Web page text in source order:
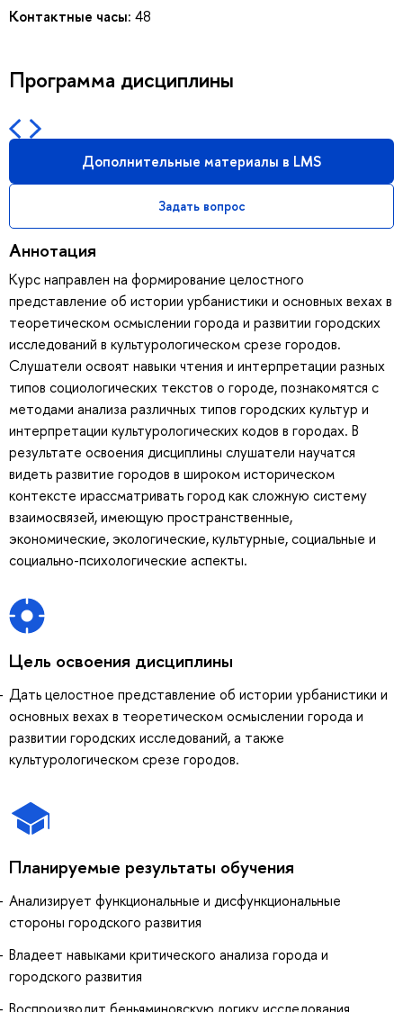
Контактные часы: 48
Программа дисциплины
Дополнительные материалы в LMS
Задать вопрос
Аннотация
Курс направлен на формирование целостного
представление об истории урбанистики и основных вехах в
теоретическом осмыслении города и развитии городских
исследований в культурологическом срезе городов.
Слушатели освоят навыки чтения и интерпретации разных
типов социологических текстов о городе, познакомятся с
методами анализа различных типов городских культур и
интерпретации культурологических кодов в городах. В
результате освоения дисциплины слушатели научатся
видеть развитие городов в широком историческом
контексте ирассматривать город как сложную систему
взаимосвязей, имеющую пространственные,
экономические, экологические, культурные, социальные и
социально-психологические аспекты.
Цель освоения дисциплины
Дать целостное представление об истории урбанистики и
основных вехах в теоретическом осмыслении города и
развитии городских исследований, а также
культурологическом срезе городов.
Планируемые результаты обучения
Анализирует функциональные и дисфункциональные
стороны городского развития
Владеет навыками критического анализа города и
городского развития
Воспроизводит беньяминовскую логику исследования